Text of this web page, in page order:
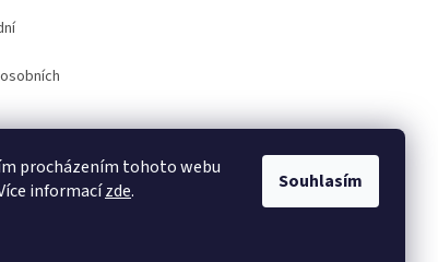
procházením tohoto webu
informacízde. Souhlasím